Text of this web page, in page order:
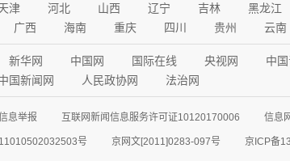
津 河北 山西 辽宁 吉林 黑龙江
广西 海南 重庆 四川 贵州 云南
新华网 中国网 国际在线 央视网 中
国新闻网 人民政协网 法治网
息举报 互联网新闻信息服务许可证10120170006 信息
号 京网文[2011]0283-097号 京ICP备